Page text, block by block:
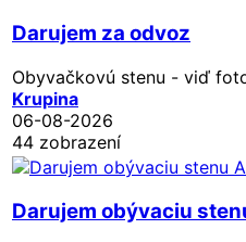
Darujem za odvoz
Obyvačkovú stenu - viď
Krupina
06-08-2026
44 zobrazení
Darujem obývaciu